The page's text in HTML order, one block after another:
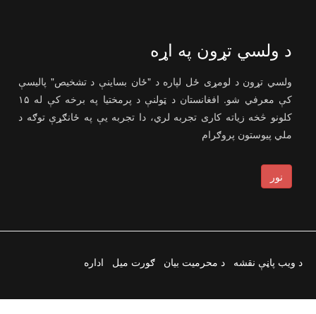
د ولسي تړون په اړه
ولسي تړون د لومړی ځل لپاره د "ځان بساینې د تشخیص" پالیسې
کې معرفي شو. افغانستان د ټولنې د پرمختیا په برخه کې له ۱۵
کلونو څخه زیاته کاری تجربه لري، دا تجربه یې په ځانګړې توګه د
ملي پیوستون پروګرام
نور
د ویب پاڼې نقشه د محرمیت بیان ګورت میل اداره